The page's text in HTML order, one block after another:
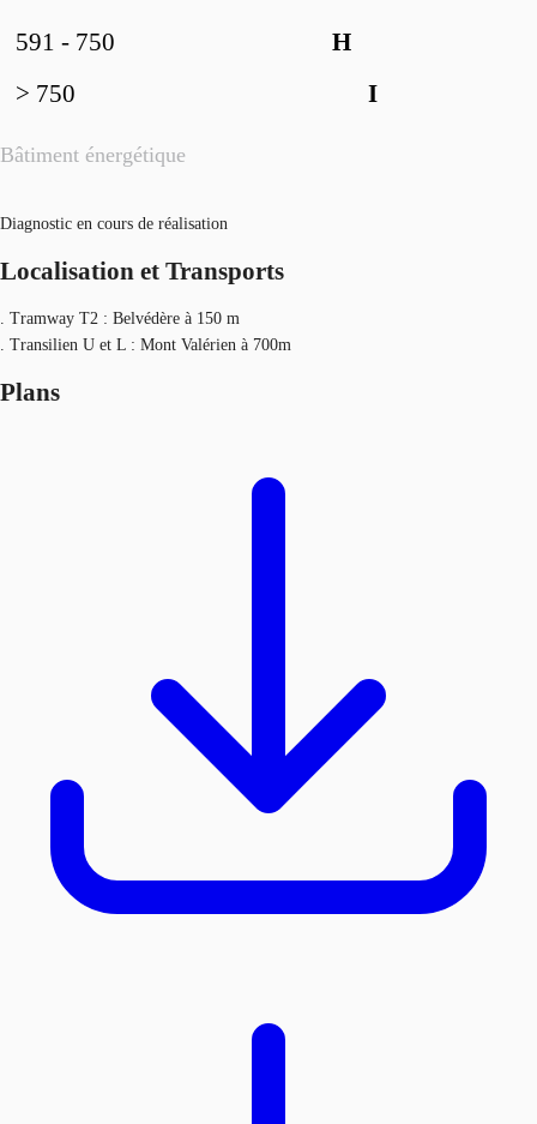
Bâtiment énergétique
H
591 - 750
I
> 750
Diagnostic en cours de réalisation
Localisation et Transports
. Tramway T2 : Belvédère à 150 m
. Transilien U et L : Mont Valérien à 700m
Plans